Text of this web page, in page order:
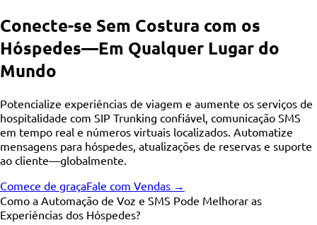
Conecte-se Sem Costura com os
Hóspedes—Em Qualquer Lugar do
Mundo
Potencialize experiências de viagem e aumente os serviços de
hospitalidade com SIP Trunking confiável, comunicação SMS
em tempo real e números virtuais localizados. Automatize
mensagens para hóspedes, atualizações de reservas e suporte
ao cliente—globalmente.
Comece de graçaFale com Vendas →
Como a Automação de Voz e SMS Pode Melhorar as
Experiências dos Hóspedes?